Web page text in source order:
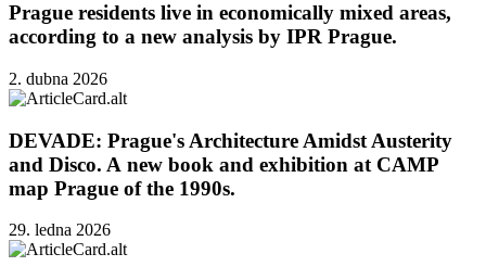
Prague residents live in economically mixed areas,
according to a new analysis by IPR Prague.
2. dubna 2026
DEVADE: Prague's Architecture Amidst Austerity
and Disco. A new book and exhibition at CAMP
map Prague of the 1990s.
29. ledna 2026